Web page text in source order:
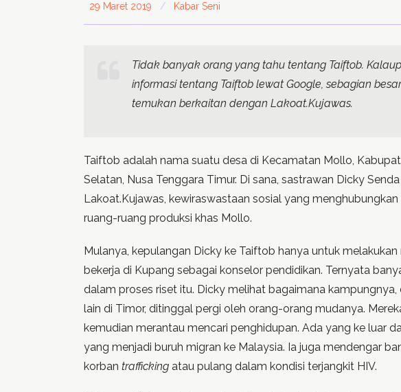
29 Maret 2019 / Kabar Seni
Tidak banyak orang yang tahu tentang Taiftob.
informasi tentang Taiftob lewat Google, sebagian
temukan berkaitan dengan Lakoat.Kujawas.
Taiftob adalah nama suatu desa di Kecamatan Mollo,
Selatan, Nusa Tenggara Timur. Di sana, sastrawan Dicky
Lakoat.Kujawas, kewiraswastaan sosial yang
ruang-ruang produksi khas Mollo.
Mulanya, kepulangan Dicky ke Taiftob hanya untuk melakukan
bekerja di Kupang sebagai konselor pendidikan. Ternyata
dalam proses riset itu. Dicky melihat bagaimana
lain di Timor, ditinggal pergi oleh orang-orang mudanya.
kemudian merantau mencari penghidupan. Ada yang ke luar
yang menjadi buruh migran ke Malaysia. Ia juga mendengar
korban trafficking atau pulang dalam kondisi terjangkit HIV.